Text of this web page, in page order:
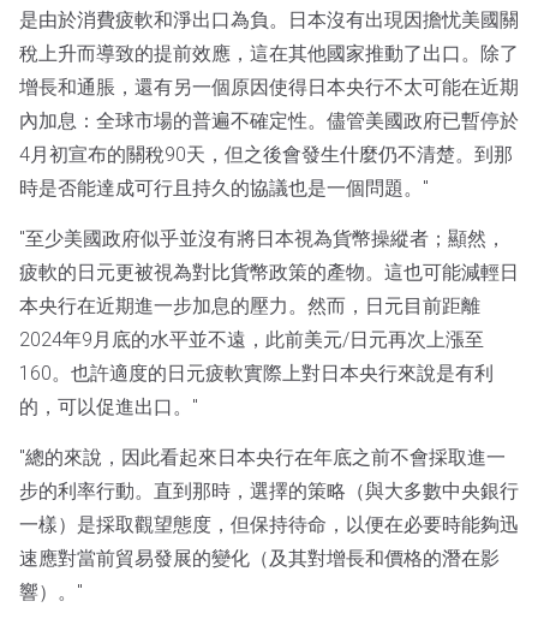
是由於消費疲軟和淨出口為負。日本沒有出現因擔忧美國關
稅上升而導致的提前效應，這在其他國家推動了出口。除了
增長和通脹，還有另一個原因使得日本央行不太可能在近期
內加息：全球市場的普遍不確定性。儘管美國政府已暫停於
4月初宣布的關稅90天，但之後會發生什麼仍不清楚。到那
時是否能達成可行且持久的協議也是一個問題。"
"至少美國政府似乎並沒有將日本視為貨幣操縱者；顯然，
疲軟的日元更被視為對比貨幣政策的產物。這也可能減輕日
本央行在近期進一步加息的壓力。然而，日元目前距離
2024年9月底的水平並不遠，此前美元/日元再次上漲至
160。也許適度的日元疲軟實際上對日本央行來說是有利
的，可以促進出口。"
"總的來說，因此看起來日本央行在年底之前不會採取進一
步的利率行動。直到那時，選擇的策略（與大多數中央銀行
一樣）是採取觀望態度，但保持待命，以便在必要時能夠迅
速應對當前貿易發展的變化（及其對增長和價格的潛在影
響）。"